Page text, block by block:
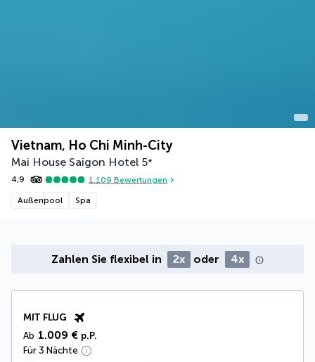
Vietnam, Ho Chi Minh-City
Mai House Saigon Hotel 5*
4,9 1.109 Bewertungen
Außenpool Spa
Zahlen Sie flexibel in 2x oder 4x
MIT FLUG
Ab 1.009 € p.P.
Für 3 Nächte